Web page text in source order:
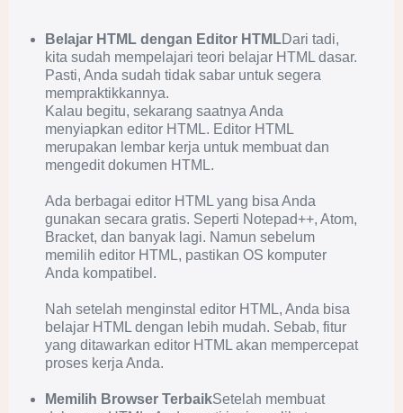
Belajar HTML dengan Editor HTMLDari tadi,
kita sudah mempelajari teori belajar HTML dasar.
Pasti, Anda sudah tidak sabar untuk segera
mempraktikkannya.
Kalau begitu, sekarang saatnya Anda
menyiapkan editor HTML. Editor HTML
merupakan lembar kerja untuk membuat dan
mengedit dokumen HTML.
Ada berbagai editor HTML yang bisa Anda
gunakan secara gratis. Seperti Notepad++, Atom,
Bracket, dan banyak lagi. Namun sebelum
memilih editor HTML, pastikan OS komputer
Anda kompatibel.
Nah setelah menginstal editor HTML, Anda bisa
belajar HTML dengan lebih mudah. Sebab, fitur
yang ditawarkan editor HTML akan mempercepat
proses kerja Anda.
Memilih Browser TerbaikSetelah membuat